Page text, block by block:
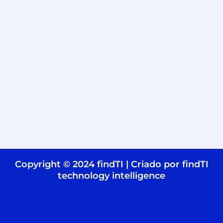
Copyright © 2024 findTI | Criado por findTI
technology intelligence